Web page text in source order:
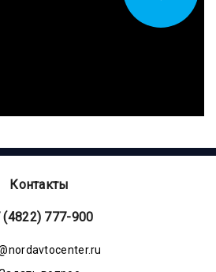
Контакты
(4822) 777-900